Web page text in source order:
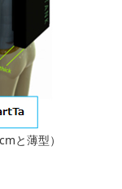
と薄型）